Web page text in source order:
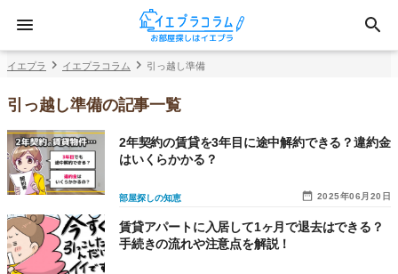
イエプラ イエプラコラム 引っ越し準備
引っ越し準備の記事一覧
2025年06月20日
部屋探しの知恵
2年契約の賃貸を3年目に途中解約できる？違約金
はいくらかかる？
賃貸アパートに入居して1ヶ月で退去はできる？
手続きの流れや注意点を解説！